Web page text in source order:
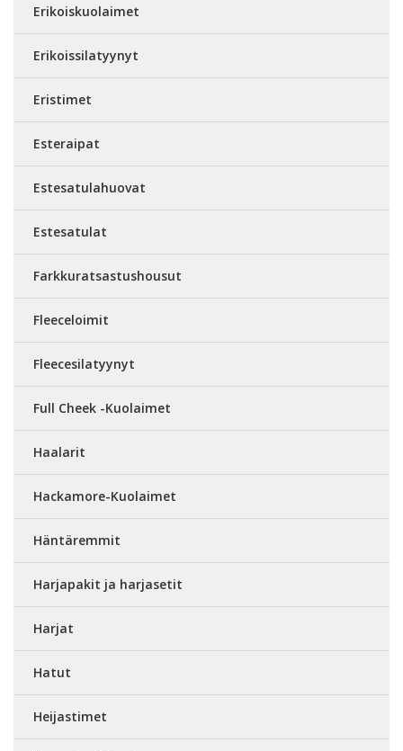
Erikoiskuolaimet
Erikoissilatyynyt
Eristimet
Esteraipat
Estesatulahuovat
Estesatulat
Farkkuratsastushousut
Fleeceloimit
Fleecesilatyynyt
Full Cheek -Kuolaimet
Haalarit
Hackamore-Kuolaimet
Häntäremmit
Harjapakit ja harjasetit
Harjat
Hatut
Heijastimet